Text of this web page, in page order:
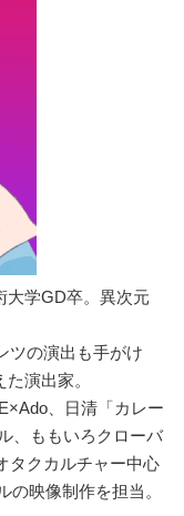
学GD卒。異次元
ツの演出も手がけ
演出家。
、日清「カレー
、ももいろクローバ
タクカルチャー中心
映像制作を担当。